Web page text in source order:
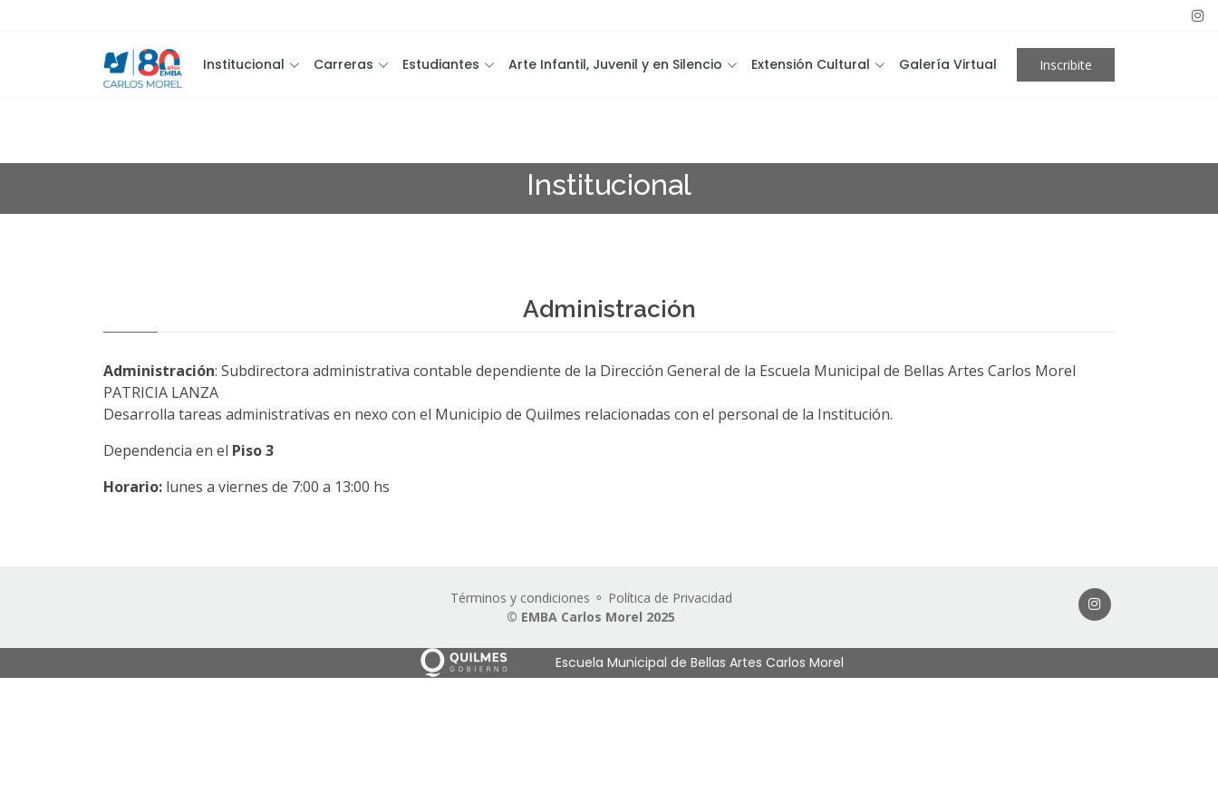
Institucional Carreras Estudiantes Arte Infantil, Juvenil y en Silencio Extensión Cultural Galería Virtual Inscribite
Institucional
Administración
Administración: Subdirectora administrativa contable dependiente de la Dirección General de la Escuela Municipal de Bellas Artes Carlos Morel
PATRICIA LANZA
Desarrolla tareas administrativas en nexo con el Municipio de Quilmes relacionadas con el personal de la Institución.
Dependencia en el Piso 3
Horario: lunes a viernes de 7:00 a 13:00 hs
Términos y condiciones ⚬ Política de Privacidad
© EMBA Carlos Morel 2025
Escuela Municipal de Bellas Artes Carlos Morel